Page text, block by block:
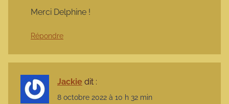
Merci Delphine !
Répondre
Jackie dit :
8 octobre 2022 à 10 h 32 min